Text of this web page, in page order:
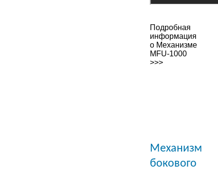
Подробная
информация
о Механизме
MFU-1000
>>>
Механизм
бокового